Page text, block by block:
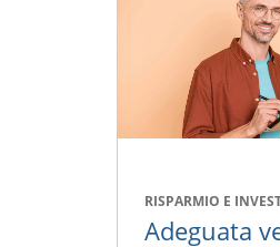
RISPARMIO E
Adeguata